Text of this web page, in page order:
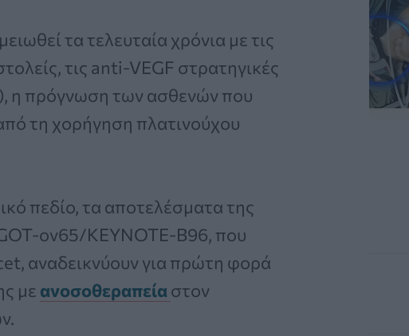
τα τελευταία χρόνια με τις
τις anti-VEGF στρατηγικές
η πρόγνωση των ασθενών που
τη χορήγηση πλατινούχου
πεδίο, τα αποτελέσματα της
ov65/KEYNOTE-B96, που
αναδεικνύουν για πρώτη φορά
με ανοσοθεραπεία στον